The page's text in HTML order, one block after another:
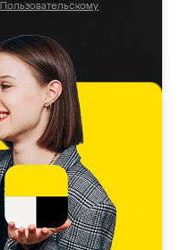
Пользовательскому